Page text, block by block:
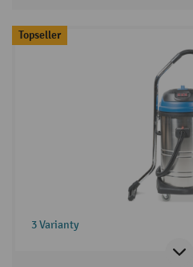
Topseller
3 Varianty